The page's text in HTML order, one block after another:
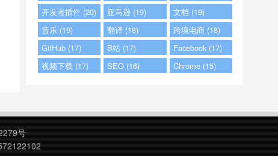
开发者插件 (20)
亚马逊 (19)
文档 (19)
音乐 (19)
翻译 (18)
跨境电商 (18)
GitHub (17)
B站 (17)
Facebook (17)
视频下载 (17)
SEO (16) Chrome (15)
号